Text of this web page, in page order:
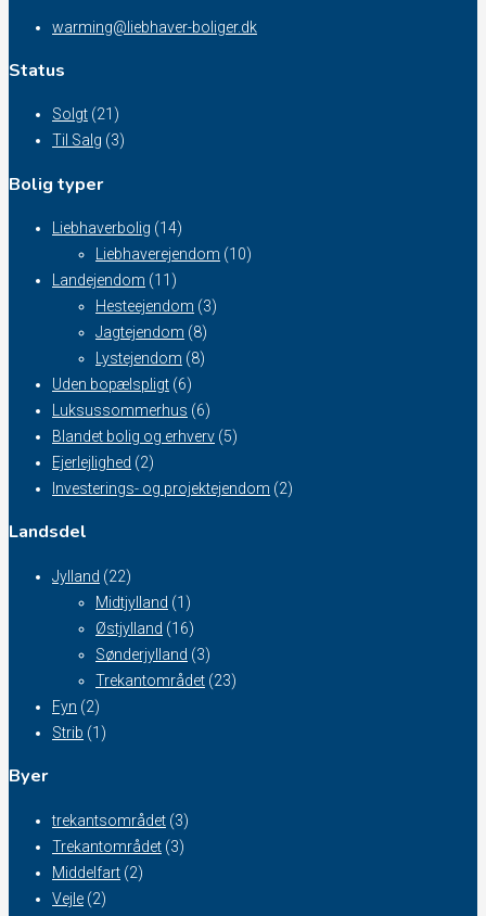
warming@liebhaver-boliger.dk
Status
Solgt (21)
Til Salg (3)
Bolig typer
Liebhaverbolig (14)
Liebhaverejendom (10)
Landejendom (11)
Hesteejendom (3)
Jagtejendom (8)
Lystejendom (8)
Uden bopælspligt (6)
Luksussommerhus (6)
Blandet bolig og erhverv (5)
Ejerlejlighed (2)
Investerings- og projektejendom (2)
Landsdel
Jylland (22)
Midtjylland (1)
Østjylland (16)
Sønderjylland (3)
Trekantområdet (23)
Fyn (2)
Strib (1)
Byer
trekantsområdet (3)
Trekantområdet (3)
Middelfart (2)
Vejle (2)